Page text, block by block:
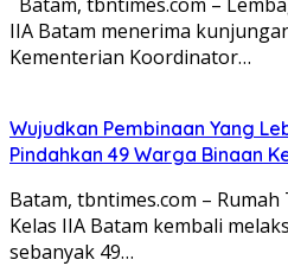
IIA Batam menerima
Kementerian Koordinator…
Wujudkan Pembinaan Yang
Pindahkan 49 Warga Binaan
Batam, tbntimes.com –
Kelas IIA Batam kembali
sebanyak 49…